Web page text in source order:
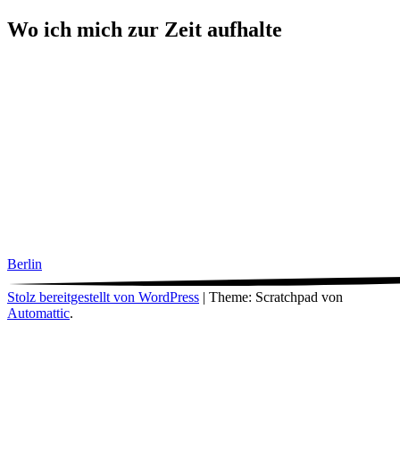
Wo ich mich zur Zeit aufhalte
Berlin
Stolz bereitgestellt von WordPress | Theme: Scratchpad von
Automattic.